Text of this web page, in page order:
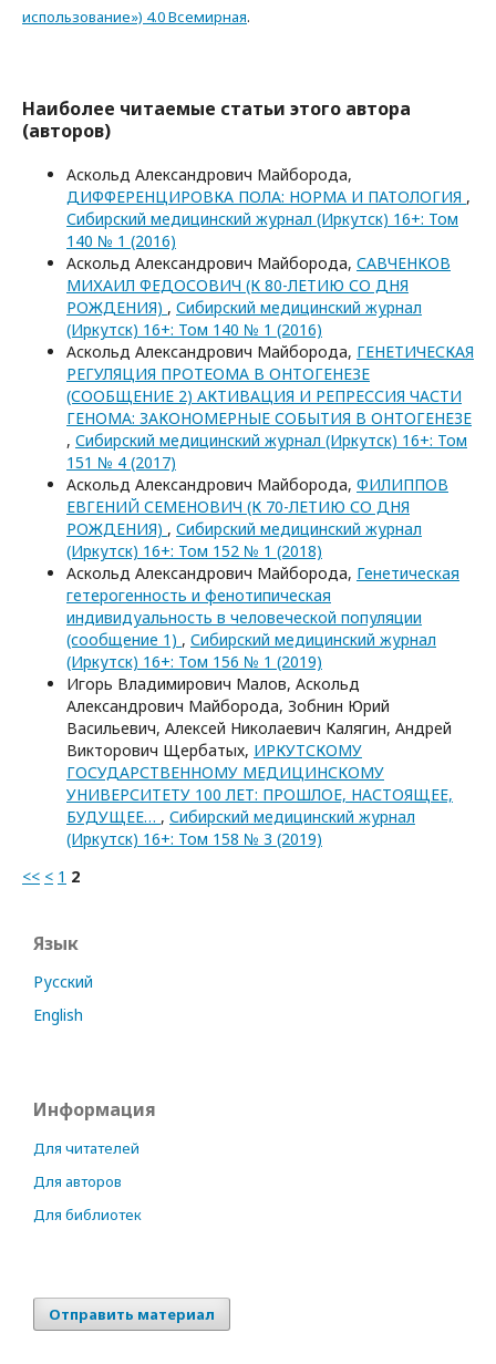
использование») 4.0 Всемирная.
Наиболее читаемые статьи этого автора
(авторов)
Аскольд Александрович Майборода,
ДИФФЕРЕНЦИРОВКА ПОЛА: НОРМА И ПАТОЛОГИЯ ,
Сибирский медицинский журнал (Иркутск) 16+: Том
140 № 1 (2016)
Аскольд Александрович Майборода, САВЧЕНКОВ
МИХАИЛ ФЕДОСОВИЧ (К 80-ЛЕТИЮ СО ДНЯ
РОЖДЕНИЯ) , Сибирский медицинский журнал
(Иркутск) 16+: Том 140 № 1 (2016)
Аскольд Александрович Майборода, ГЕНЕТИЧЕСКАЯ
РЕГУЛЯЦИЯ ПРОТЕОМА В ОНТОГЕНЕЗЕ
(СООБЩЕНИЕ 2) АКТИВАЦИЯ И РЕПРЕССИЯ ЧАСТИ
ГЕНОМА: ЗАКОНОМЕРНЫЕ СОБЫТИЯ В ОНТОГЕНЕЗЕ
, Сибирский медицинский журнал (Иркутск) 16+: Том
151 № 4 (2017)
Аскольд Александрович Майборода, ФИЛИППОВ
ЕВГЕНИЙ СЕМЕНОВИЧ (К 70-ЛЕТИЮ СО ДНЯ
РОЖДЕНИЯ) , Сибирский медицинский журнал
(Иркутск) 16+: Том 152 № 1 (2018)
Аскольд Александрович Майборода, Генетическая
гетерогенность и фенотипическая
индивидуальность в человеческой популяции
(сообщение 1) , Сибирский медицинский журнал
(Иркутск) 16+: Том 156 № 1 (2019)
Игорь Владимирович Малов, Аскольд
Александрович Майборода, Зобнин Юрий
Васильевич, Алексей Николаевич Калягин, Андрей
Викторович Щербатых, ИРКУТСКОМУ
ГОСУДАРСТВЕННОМУ МЕДИЦИНСКОМУ
УНИВЕРСИТЕТУ 100 ЛЕТ: ПРОШЛОЕ, НАСТОЯЩЕЕ,
БУДУЩЕЕ… , Сибирский медицинский журнал
(Иркутск) 16+: Том 158 № 3 (2019)
<< < 1 2
Язык
Русский
English
Информация
Для читателей
Для авторов
Для библиотек
Отправить материал